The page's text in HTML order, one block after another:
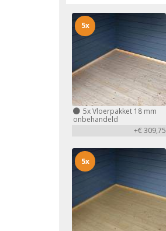
5xVloerpakket 18 mm
onbehandeld
+€ 309,75
5x
5x